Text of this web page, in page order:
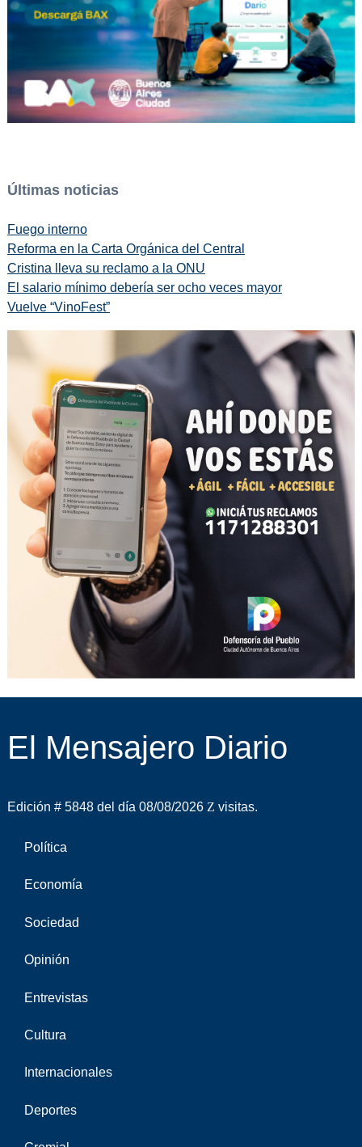
Últimas noticias
Fuego interno
Reforma en la Carta Orgánica del Central
Cristina lleva su reclamo a la ONU
El salario mínimo debería ser ocho veces mayor
Vuelve “VinoFest”
El Mensajero Diario
Edición # 5848 del día 08/08/2026 visitas.
Política
Economía
Sociedad
Opinión
Entrevistas
Cultura
Internacionales
Deportes